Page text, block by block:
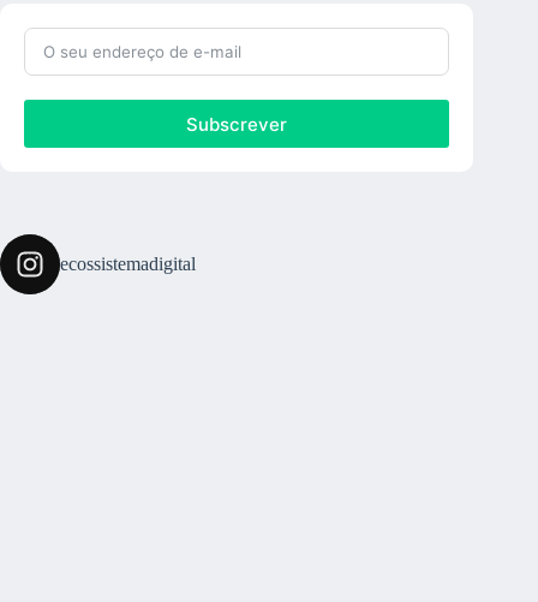
Subscrever
ecossistemadigital